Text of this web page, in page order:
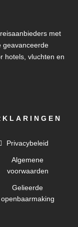
met
geavanceerde
hotels, vluchten en
Privacybeleid
Algemene
voorwaarden
Gelieerde
openbaarmaking